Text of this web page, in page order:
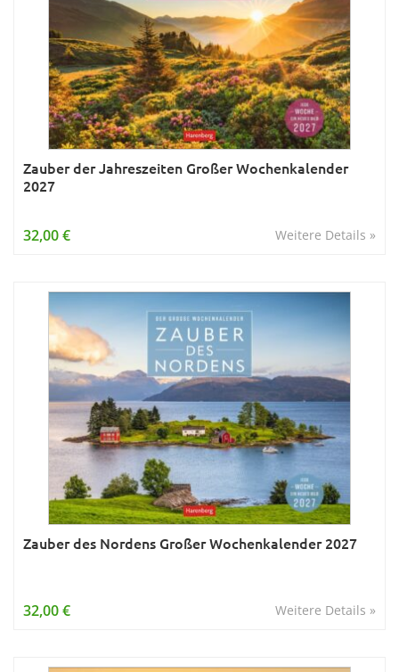
Zauber der Jahreszeiten Großer Wochenkalender
2027
Weitere Details »
32,00 €
Zauber des Nordens Großer Wochenkalender 2027
Weitere Details »
32,00 €